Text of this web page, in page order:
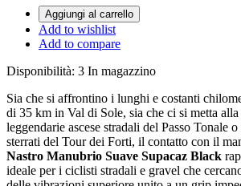
Aggiungi al carrello
Add to wishlist
Add to compare
Disponibilità: 3 In magazzino
Sia che si affrontino i lunghi e costanti
di 35 km in Val di Sole, sia che ci si metta
leggendarie ascese stradali del Passo Tonale
sterrati del Tour dei Forti, il contatto con il
Nastro Manubrio Suave Supacaz Black
ideale per i ciclisti stradali e gravel che